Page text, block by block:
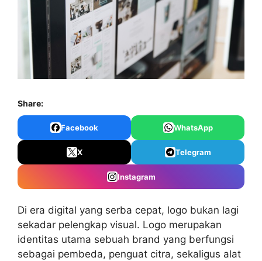
Share:
Facebook WhatsApp
X Telegram
Instagram
Di era digital yang serba cepat, logo bukan lagi
sekadar pelengkap visual. Logo merupakan
identitas utama sebuah brand yang berfungsi
sebagai pembeda, penguat citra, sekaligus alat